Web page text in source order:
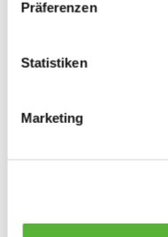
Präferenzen
Statistiken
Marketing
Bremsen